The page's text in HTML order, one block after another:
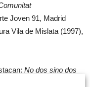
Joven 91, Madrid
Vila de Mislata (1997),
No dos sino dos